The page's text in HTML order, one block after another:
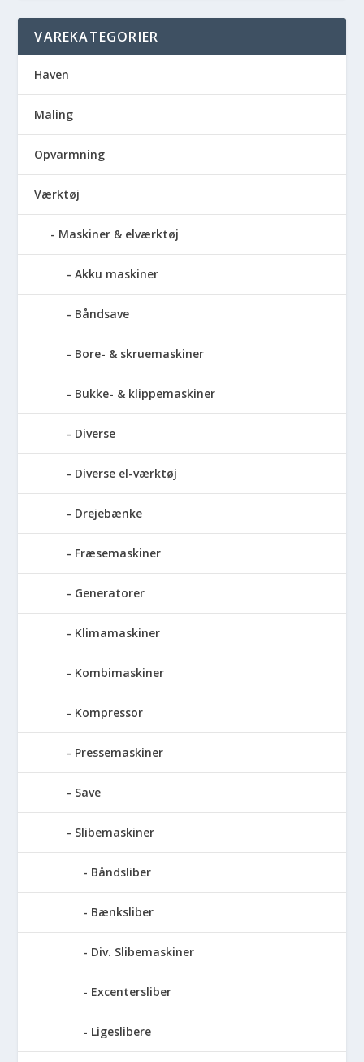
VAREKATEGORIER
Haven
Maling
Opvarmning
Værktøj
Maskiner & elværktøj
Akku maskiner
Båndsave
Bore- & skruemaskiner
Bukke- & klippemaskiner
Diverse
Diverse el-værktøj
Drejebænke
Fræsemaskiner
Generatorer
Klimamaskiner
Kombimaskiner
Kompressor
Pressemaskiner
Save
Slibemaskiner
Båndsliber
Bænksliber
Div. Slibemaskiner
Excentersliber
Ligeslibere